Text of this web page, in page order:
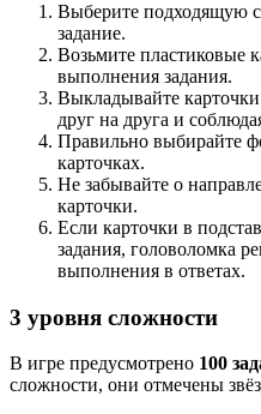
Выберите подходящую
задание.
Возьмите пластиковые
выполнения задания.
Выкладывайте
друг на друга и
Правильно выбирайте
карточках.
Не забывайте о
карточки.
Если карточки в
задания, головоломка
выполнения в ответах.
3 уровня сложности
В игре предусмотрено 100
сложности, они отмечены